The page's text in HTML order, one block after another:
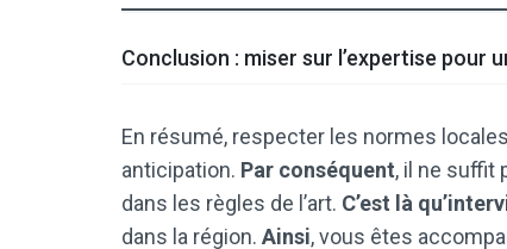
Conclusion : miser sur l’expertise pour
En résumé, respecter les normes
anticipation. Par conséquent, il ne suffit
dans les règles de l’art. C’est là
dans la région. Ainsi, vous êtes